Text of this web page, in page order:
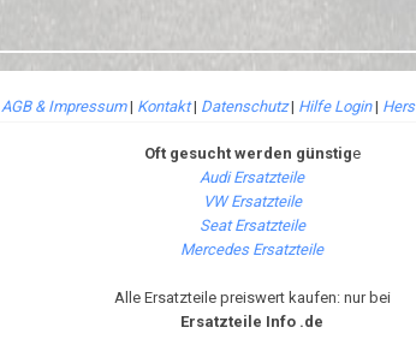
AGB & Impressum| Kontakt| Datenschutz| Hilfe Login|
Oft gesucht werden günstige
Audi Ersatzteile
VW Ersatzteile
Seat Ersatzteile
Mercedes Ersatzteile
Alle Ersatzteile preiswert kaufen: nur bei
Ersatzteile Info .de